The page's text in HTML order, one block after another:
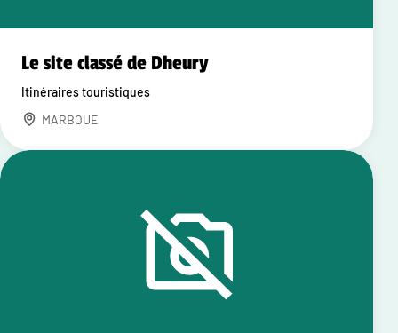
Le site classé de Dheury
Itinéraires touristiques
MARBOUE